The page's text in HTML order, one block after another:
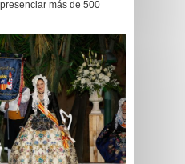
más de 500